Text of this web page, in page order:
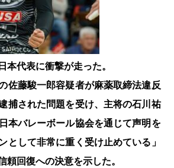
本代表に衝撃が走った。
佐藤駿一郎容疑者が麻薬取締法違反
捕された問題を受け、主将の石川祐
本バレーボール協会を通じて声明を
として非常に重く受け止めている」
頼回復への決意を示した。